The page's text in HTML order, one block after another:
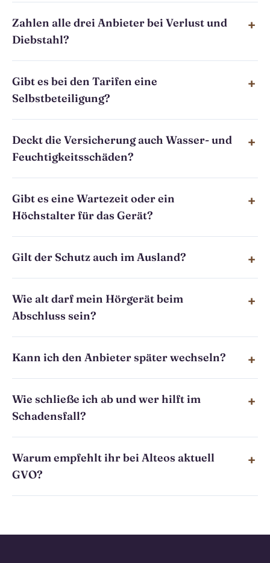
Zahlen alle drei Anbieter bei Verlust und
Diebstahl?
Gibt es bei den Tarifen eine
Selbstbeteiligung?
Deckt die Versicherung auch Wasser- und
Feuchtigkeitsschäden?
Gibt es eine Wartezeit oder ein
Höchstalter für das Gerät?
Gilt der Schutz auch im Ausland?
Wie alt darf mein Hörgerät beim
Abschluss sein?
Kann ich den Anbieter später wechseln?
Wie schließe ich ab und wer hilft im
Schadensfall?
Warum empfehlt ihr bei Alteos aktuell
GVO?